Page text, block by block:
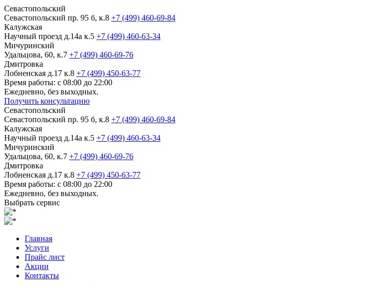
Севастопольский
Севастопольский пр. 95 б, к.8 +7 (499) 460-69-84
Калужская
Научный проезд д.14а к.5 +7 (499) 460-63-34
Мичуринский
Удальцова, 60, к.7 +7 (499) 460-69-76
Дмитровка
Лобненская д.17 к.8 +7 (499) 450-63-77
Время работы: с 08:00 до 22:00
Ежедневно, без выходных.
Получить консультацию
Севастопольский
Севастопольский пр. 95 б, к.8 +7 (499) 460-69-84
Калужская
Научный проезд д.14а к.5 +7 (499) 460-63-34
Мичуринский
Удальцова, 60, к.7 +7 (499) 460-69-76
Дмитровка
Лобненская д.17 к.8 +7 (499) 450-63-77
Время работы: с 08:00 до 22:00
Ежедневно, без выходных.
Выбрать сервис
Главная
Услуги
Прайс лист
Акции
Контакты